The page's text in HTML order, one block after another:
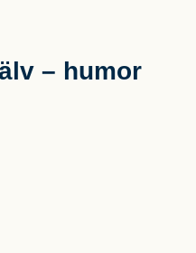
– humor